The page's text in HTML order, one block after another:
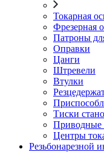
Токарная
Фрезерная
Патроны
Оправки
Цанги
Штревели
Втулки
Тиски
Приводные
Центры
Резьбонарезной